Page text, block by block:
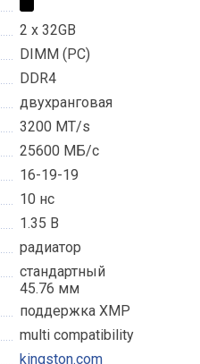
2 x 32GB
DIMM (PC)
DDR4
двухранговая
3200 MT/s
25600 МБ/с
16-19-19
10 нс
1.35 В
радиатор
стандартный
45.76 мм
поддержка XMP
multi compatibility
kingston.com